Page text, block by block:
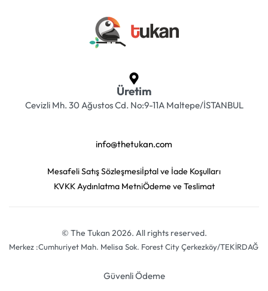
Üretim
Cevizli Mh. 30 Ağustos Cd. No:9-11A Maltepe/İSTANBUL
info@thetukan.com
Mesafeli Satış Sözleşmesiİptal ve İade Koşulları
KVKK Aydınlatma MetniÖdeme ve Teslimat
© The Tukan 2026. All rights reserved.
Merkez :Cumhuriyet Mah. Melisa Sok. Forest City Çerkezköy/TEKİRDAĞ
Güvenli Ödeme